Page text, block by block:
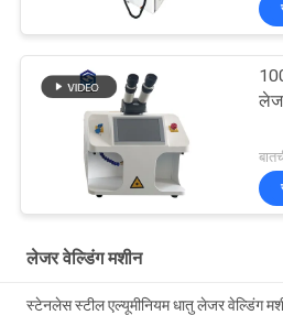
लेजर वेल्डिंग मशीन
स्टेनलेस स्टील एल्यूमीनियम धातु लेजर वेल्डिंग